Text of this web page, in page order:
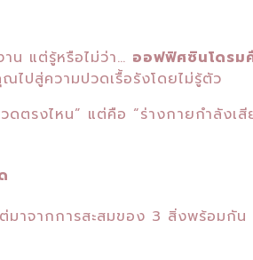
น แต่รู้หรือไม่ว่า… ออฟฟิศซินโดร
ไปสู่ความปวดเรื้อรังโดยไม่รู้ตัว
รงไหน” แต่คือ “ร่างกายกำลังเสี
มาจากการสะสมของ 3 สิ่งพร้อมกัน